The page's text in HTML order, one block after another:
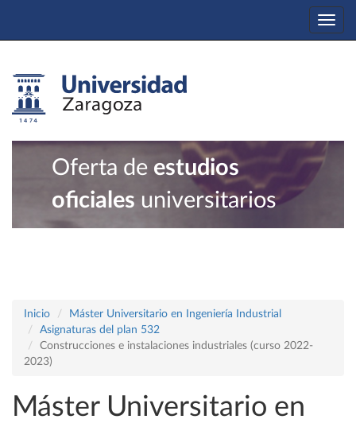
Oferta de estudios
oficiales universitarios
Inicio
Máster Universitario en Ingeniería Industrial
Asignaturas del plan 532
Construcciones e instalaciones industriales (curso 2022-
2023)
Máster Universitario en